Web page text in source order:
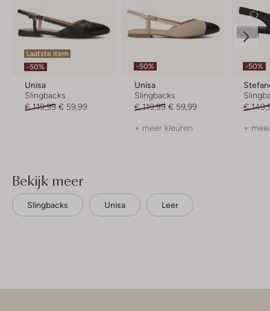
Laatste item
-50%
Unisa
Slingbacks
€ 119,99 € 59,99
-50%
Unisa
Slingbacks
€ 119,99 € 59,99
+ meer kleuren
-50%
€
+
Bekijk meer
Slingbacks Unisa Leer